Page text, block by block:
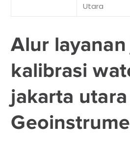
Utara
Alur layanan
kalibrasi
jakarta